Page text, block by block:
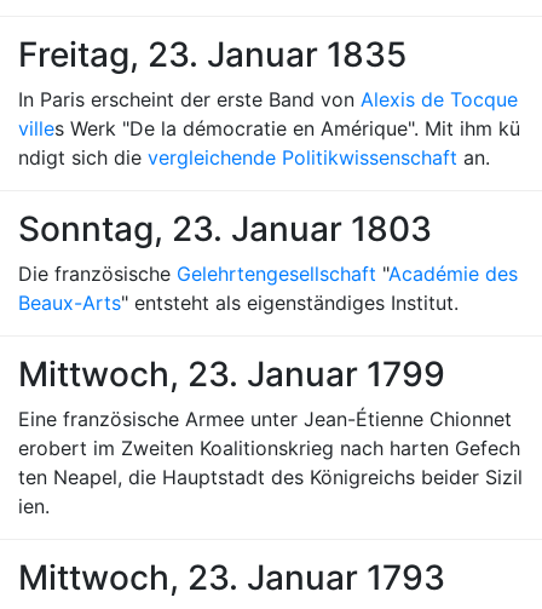
Freitag, 23. Januar 1835
In Paris erscheint der erste Band von Alexis de Tocque
villes Werk "De la démocratie en Amérique". Mit ihm kü
ndigt sich die vergleichende Politikwissenschaft an.
Sonntag, 23. Januar 1803
Die französische Gelehrtengesellschaft "Académie des
Beaux-Arts" entsteht als eigenständiges Institut.
Mittwoch, 23. Januar 1799
Eine französische Armee unter Jean-Étienne Chionnet
erobert im Zweiten Koalitionskrieg nach harten Gefech
ten Neapel, die Hauptstadt des Königreichs beider Sizil
ien.
Mittwoch, 23. Januar 1793